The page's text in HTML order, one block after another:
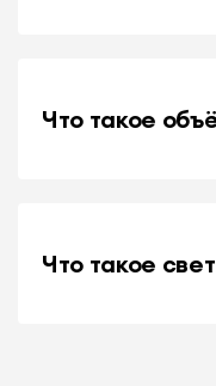
Что такое
Что такое